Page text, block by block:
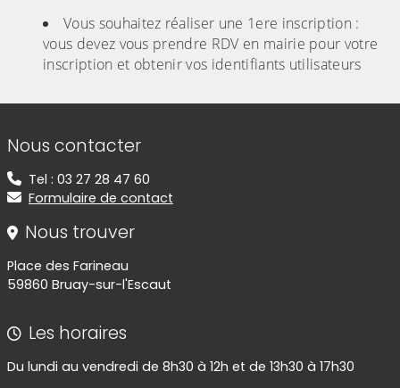
Vous souhaitez réaliser une 1ere inscription :
vous devez vous prendre RDV en mairie pour votre
inscription et obtenir vos identifiants utilisateurs
Informations de contact
Nous contacter
Tel : 03 27 28 47 60
Formulaire de contact
Nous trouver
Place des Farineau
59860 Bruay-sur-l'Escaut
Les horaires
Du lundi au vendredi de 8h30 à 12h et de 13h30 à 17h30